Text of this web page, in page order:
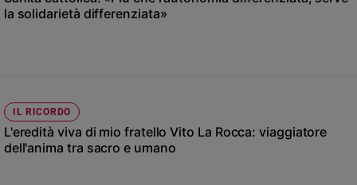
Parola
giorno
Società
e
la solidarietà differenziata»
IL RICORDO
L'eredità viva di mio fratello Vito La Rocca: viaggiatore
dell'anima tra sacro e umano